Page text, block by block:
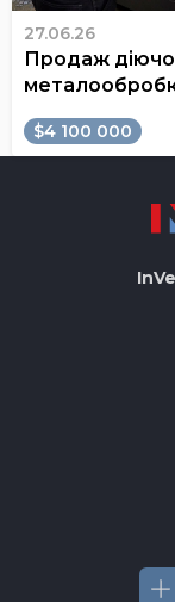
27.06.26
Продаж
$4 100 000